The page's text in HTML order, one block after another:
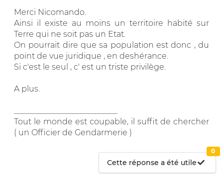
Merci Nicomando.
Ainsi il existe au moins un territoire habité sur
Terre qui ne soit pas un Etat.
On pourrait dire que sa population est donc , du
point de vue juridique , en deshérance.
Si c'est le seul , c' est un triste privilège.
A plus.
Tout le monde est coupable, il suffit de chercher
( un Officier de Gendarmerie )
Cette réponse a été utile
0